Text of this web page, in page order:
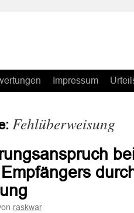
Impressum
Fehlüberweisung
raskwar